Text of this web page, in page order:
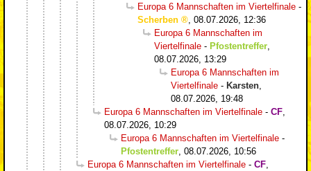
Europa 6 Mannschaften im Viertelfinale -
Scherben
08.07.2026, 12:36
Europa 6 Mannschaften im
Viertelfinale - Pfostentreffer
08.07.2026, 13:29
Europa 6 Mannschaften im
Viertelfinale - Karsten
08.07.2026, 19:48
Europa 6 Mannschaften im Viertelfinale - CF
08.07.2026, 10:29
Europa 6 Mannschaften im Viertelfinale -
Pfostentreffer 08.07.2026, 10:56
Europa 6 Mannschaften im Viertelfinale - CF